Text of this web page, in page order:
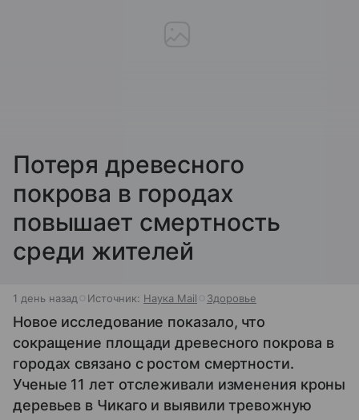
Потеря древесного
покрова в городах
повышает смертность
среди жителей
1 день назад Источник: Наука Mail Здоровье
Новое исследование показало, что
сокращение площади древесного покрова в
городах связано с ростом смертности.
Ученые 11 лет отслеживали изменения кроны
деревьев в Чикаго и выявили тревожную